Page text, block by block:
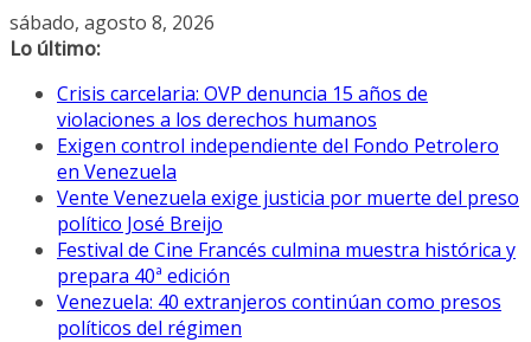
Saltar
al
sábado, agosto 8, 2026
Lo último:
Crisis carcelaria: OVP denuncia 15 años de
violaciones a los derechos humanos
Exigen control independiente del Fondo Petrolero
en Venezuela
Vente Venezuela exige justicia por muerte del preso
político José Breijo
Festival de Cine Francés culmina muestra histórica y
prepara 40ª edición
Venezuela: 40 extranjeros continúan como presos
políticos del régimen